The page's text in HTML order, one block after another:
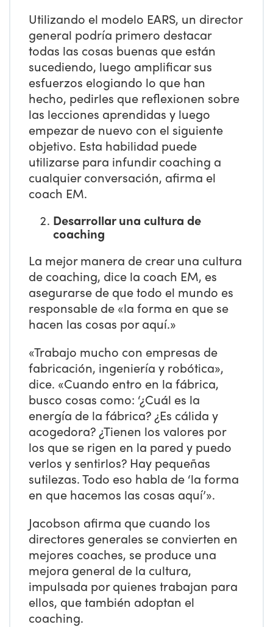
Utilizando el modelo EARS, un director
general podría primero destacar
todas las cosas buenas que están
sucediendo, luego amplificar sus
esfuerzos elogiando lo que han
hecho, pedirles que reflexionen sobre
las lecciones aprendidas y luego
empezar de nuevo con el siguiente
objetivo. Esta habilidad puede
utilizarse para infundir coaching a
cualquier conversación, afirma el
coach EM.
Desarrollar una cultura de
coaching
La mejor manera de crear una cultura
de coaching, dice la coach EM, es
asegurarse de que todo el mundo es
responsable de «la forma en que se
hacen las cosas por aquí.»
«Trabajo mucho con empresas de
fabricación, ingeniería y robótica»,
dice. «Cuando entro en la fábrica,
busco cosas como: ‘¿Cuál es la
energía de la fábrica? ¿Es cálida y
acogedora? ¿Tienen los valores por
los que se rigen en la pared y puedo
verlos y sentirlos? Hay pequeñas
sutilezas. Todo eso habla de ‘la forma
en que hacemos las cosas aquí’».
Jacobson afirma que cuando los
directores generales se convierten en
mejores coaches, se produce una
mejora general de la cultura,
impulsada por quienes trabajan para
ellos, que también adoptan el
coaching.